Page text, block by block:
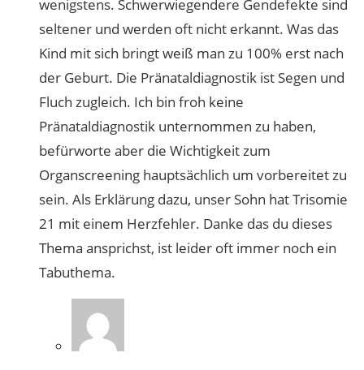
wenigstens. Schwerwiegendere Gendefekte sind
seltener und werden oft nicht erkannt. Was das
Kind mit sich bringt weiß man zu 100% erst nach
der Geburt. Die Pränataldiagnostik ist Segen und
Fluch zugleich. Ich bin froh keine
Pränataldiagnostik unternommen zu haben,
befürworte aber die Wichtigkeit zum
Organscreening hauptsächlich um vorbereitet zu
sein. Als Erklärung dazu, unser Sohn hat Trisomie
21 mit einem Herzfehler. Danke das du dieses
Thema ansprichst, ist leider oft immer noch ein
Tabuthema.